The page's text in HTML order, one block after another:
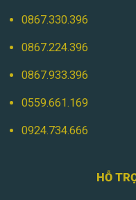
0867.330.396
0867.224.396
0867.933.396
0559.661.169
0924.734.666
HỖ